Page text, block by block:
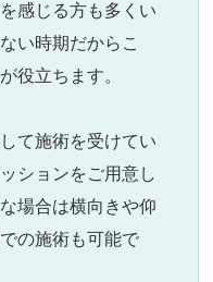
感じる方も多くい
い時期だからこ
役立ちます。
て施術を受けてい
ションをご用意し
場合は横向きや仰
の施術も可能で